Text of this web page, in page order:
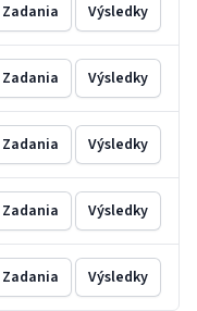
Zadania Výsledky
Zadania Výsledky
Zadania Výsledky
Zadania Výsledky
Zadania Výsledky